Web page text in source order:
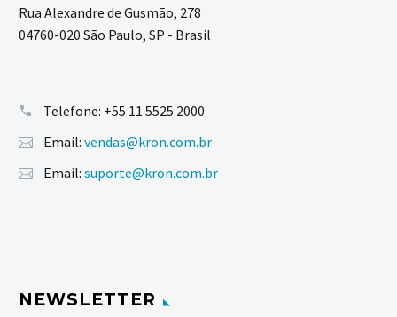
Rua Alexandre de Gusmão, 278
04760-020 São Paulo, SP - Brasil
Telefone: +55 11 5525 2000
Email: vendas@kron.com.br
Email: suporte@kron.com.br
NEWSLETTER